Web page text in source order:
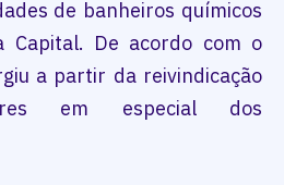
de banheiros químicos
Capital. De acordo com o
a partir da reivindicação
em especial dos